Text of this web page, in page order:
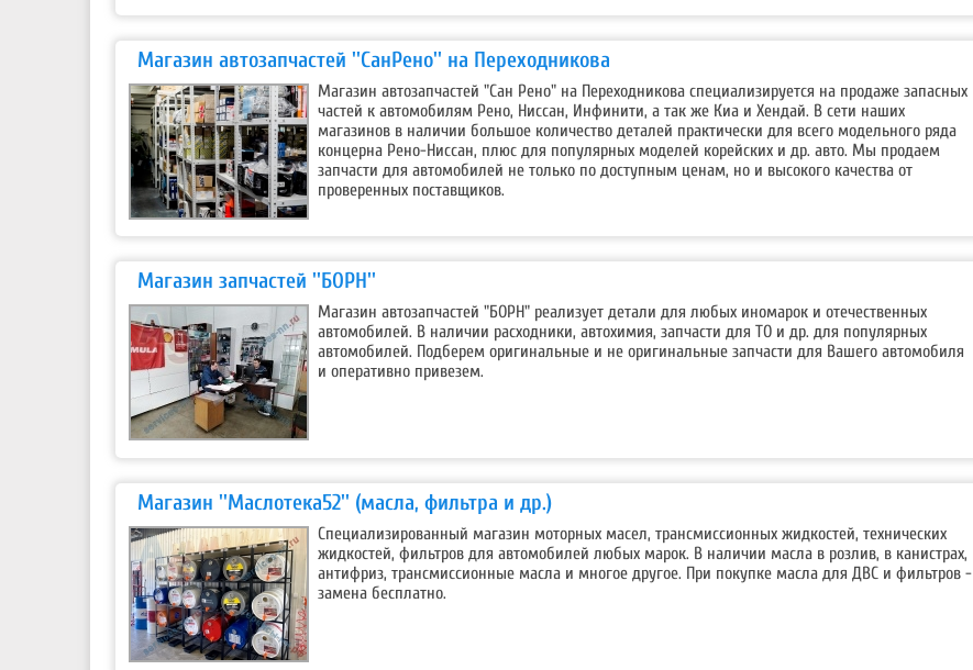
Магазин автозапчастей ''СанРено'' на Переходникова
Магазин автозапчастей "Сан Рено" на Переходникова специализируется на продаже запасных
частей к автомобилям Рено, Ниссан, Инфинити, а так же Киа и Хендай. В сети наших
магазинов в наличии большое количество деталей практически для всего модельного ряда
концерна Рено-Ниссан, плюс для популярных моделей корейских и др. авто. Мы продаем
запчасти для автомобилей не только по доступным ценам, но и высокого качества от
проверенных поставщиков.
Магазин запчастей ''БОРН''
Магазин автозапчастей "БОРН" реализует детали для любых иномарок и отечественных
автомобилей. В наличии расходники, автохимия, запчасти для ТО и др. для популярных
автомобилей. Подберем оригинальные и не оригинальные запчасти для Вашего автомобиля
и оперативно привезем.
Магазин ''Маслотека52'' (масла, фильтра и др.)
Специализированный магазин моторных масел, трансмиссионных жидкостей, технических
жидкостей, фильтров для автомобилей любых марок. В наличии масла в розлив, в канистрах,
антифриз, трансмиссионные масла и многое другое. При покупке масла для ДВС и фильтров -
замена бесплатно.